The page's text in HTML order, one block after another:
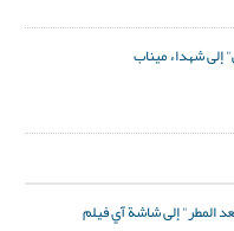
إلى شهداء ميناب
المطر" إلى شاشة آي فيلم